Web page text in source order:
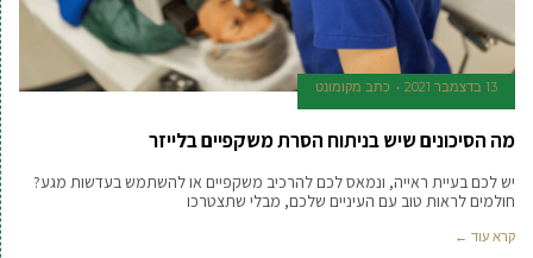
13 בדצמבר 2021 כתב מקומונט
מה הסיכונים שיש בניתוח הסרת משקפיים בלייזר
יש לכם בעיית ראייה, ונמאס לכם להרכיב משקפיים או להשתמש בעדשות מגע?
חולמים לראות טוב עם העיניים שלכם, מבלי שתצטרכו
קרא עוד ←